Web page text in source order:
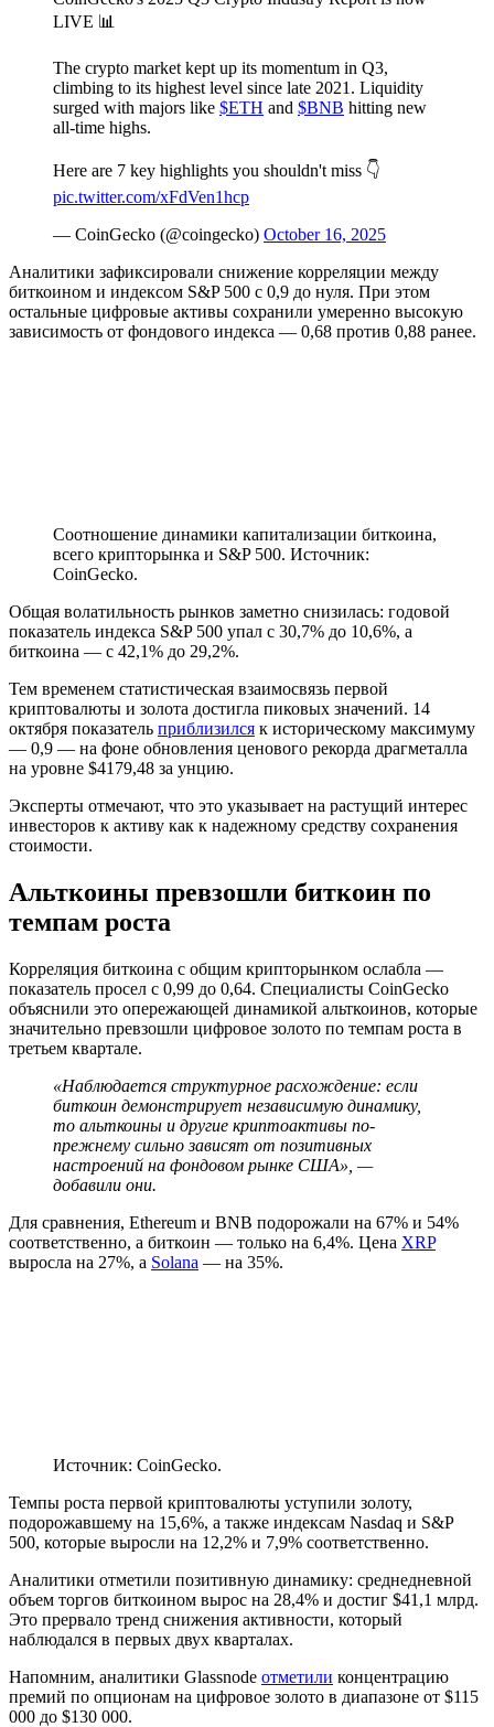
LIVE 📊
The crypto market kept up its momentum in Q3,
climbing to its highest level since late 2021. Liquidity
surged with majors like $ETH and $BNB hitting new
all-time highs.
Here are 7 key highlights you shouldn't miss 👇
pic.twitter.com/xFdVen1hcp
— CoinGecko (@coingecko) October 16, 2025
Аналитики зафиксировали снижение корреляции между
биткоином и индексом S&P 500 с 0,9 до нуля. При этом
остальные цифровые активы сохранили умеренно высокую
зависимость от фондового индекса — 0,68 против 0,88 ранее.
Соотношение динамики капитализации биткоина,
всего крипторынка и S&P 500. Источник:
CoinGecko.
Общая волатильность рынков заметно снизилась: годовой
показатель индекса S&P 500 упал с 30,7% до 10,6%, а
биткоина — с 42,1% до 29,2%.
Тем временем статистическая взаимосвязь первой
криптовалюты и золота достигла пиковых значений. 14
октября показатель приблизился к историческому максимуму
— 0,9 — на фоне обновления ценового рекорда драгметалла
на уровне $4179,48 за унцию.
Эксперты отмечают, что это указывает на растущий интерес
инвесторов к активу как к надежному средству сохранения
стоимости.
Альткоины превзошли биткоин по
темпам роста
Корреляция биткоина с общим крипторынком ослабла —
показатель просел с 0,99 до 0,64. Специалисты CoinGecko
объяснили это опережающей динамикой альткоинов, которые
значительно превзошли цифровое золото по темпам роста в
третьем квартале.
«Наблюдается структурное расхождение: если
биткоин демонстрирует независимую динамику,
то альткоины и другие криптоактивы по-
прежнему сильно зависят от позитивных
настроений на фондовом рынке США», —
добавили они.
Для сравнения, Ethereum и BNB подорожали на 67% и 54%
соответственно, а биткоин — только на 6,4%. Цена XRP
выросла на 27%, а Solana — на 35%.
Источник: CoinGecko.
Темпы роста первой криптовалюты уступили золоту,
подорожавшему на 15,6%, а также индексам Nasdaq и S&P
500, которые выросли на 12,2% и 7,9% соответственно.
Аналитики отметили позитивную динамику: среднедневной
объем торгов биткоином вырос на 28,4% и достиг $41,1 млрд.
Это прервало тренд снижения активности, который
наблюдался в первых двух кварталах.
Напомним, аналитики Glassnode отметили концентрацию
премий по опционам на цифровое золото в диапазоне от $115
000 до $130 000.